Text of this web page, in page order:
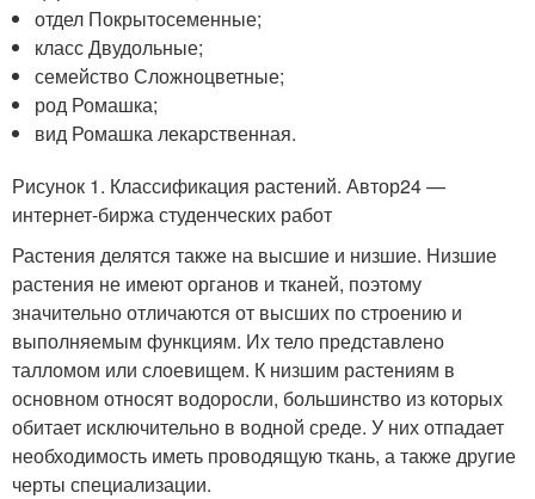
отдел Покрытосеменные;
класс Двудольные;
семейство Сложноцветные;
род Ромашка;
вид Ромашка лекарственная.
Рисунок 1. Классификация растений. Автор24 —
интернет-биржа студенческих работ
Растения делятся также на высшие и низшие. Низшие
растения не имеют органов и тканей, поэтому
значительно отличаются от высших по строению и
выполняемым функциям. Их тело представлено
талломом или слоевищем. К низшим растениям в
основном относят водоросли, большинство из которых
обитает исключительно в водной среде. У них отпадает
необходимость иметь проводящую ткань, а также другие
черты специализации.